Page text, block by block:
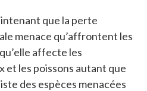
que la perte
menace qu’affrontent les
affecte les
et les poissons autant que
des espèces menacées